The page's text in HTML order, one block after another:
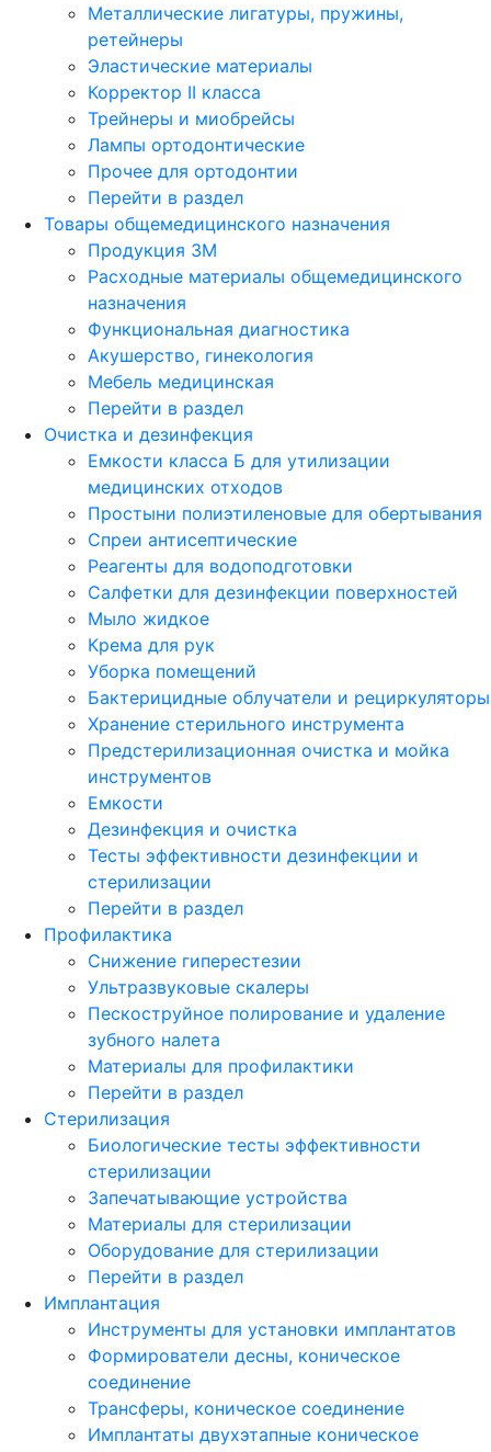
Металлические лигатуры, пружины,
ретейнеры
Эластические материалы
Корректор II класса
Трейнеры и миобрейсы
Лампы ортодонтические
Прочее для ортодонтии
Перейти в раздел
Товары общемедицинского назначения
Продукция 3М
Расходные материалы общемедицинского
назначения
Функциональная диагностика
Акушерство, гинекология
Мебель медицинская
Перейти в раздел
Очистка и дезинфекция
Емкости класса Б для утилизации
медицинских отходов
Простыни полиэтиленовые для обертывания
Спреи антисептические
Реагенты для водоподготовки
Салфетки для дезинфекции поверхностей
Мыло жидкое
Крема для рук
Уборка помещений
Бактерицидные облучатели и рециркуляторы
Хранение стерильного инструмента
Предстерилизационная очистка и мойка
инструментов
Емкости
Дезинфекция и очистка
Тесты эффективности дезинфекции и
стерилизации
Перейти в раздел
Профилактика
Снижение гиперестезии
Ультразвуковые скалеры
Пескоструйное полирование и удаление
зубного налета
Материалы для профилактики
Перейти в раздел
Стерилизация
Биологические тесты эффективности
стерилизации
Запечатывающие устройства
Материалы для стерилизации
Оборудование для стерилизации
Перейти в раздел
Имплантация
Инструменты для установки имплантатов
Формирователи десны, коническое
соединение
Трансферы, коническое соединение
Имплантаты двухэтапные коническое